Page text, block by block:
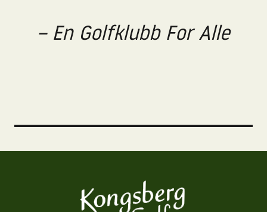
– En Golfklubb For Alle